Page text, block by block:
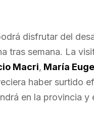
disfrutar del
tras semana. La
Macri, María
haber surtido
en la provincia y